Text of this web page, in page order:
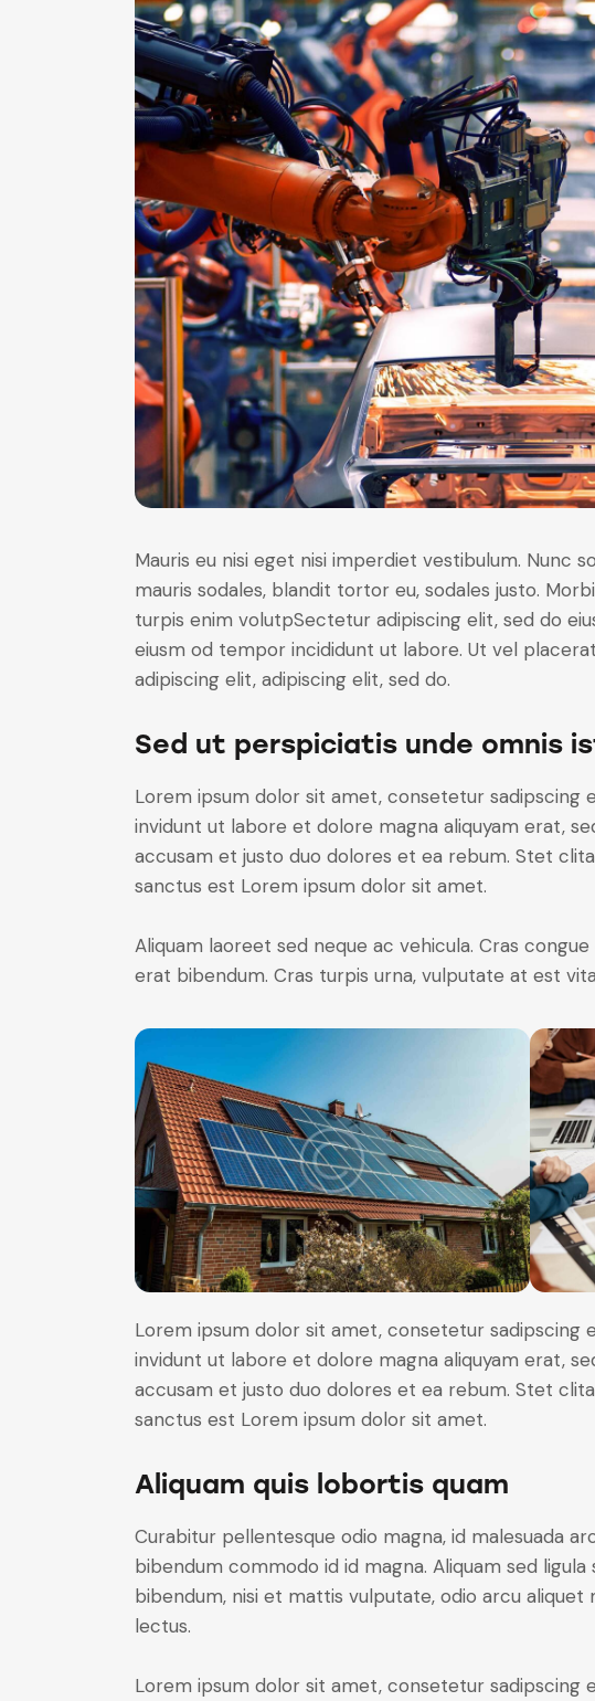
Mauris eu nisi eget nisi imperdiet vestibulum. Nunc
mauris sodales, blandit tortor eu, sodales justo.
turpis enim volutpSectetur adipiscing elit, sed do
eiusm od tempor incididunt ut labore. Ut vel
adipiscing elit, adipiscing elit, sed do.
Sed ut perspiciatis unde omnis
Lorem ipsum dolor sit amet, consetetur sadipscing
invidunt ut labore et dolore magna aliquyam erat,
accusam et justo duo dolores et ea rebum. Stet
sanctus est Lorem ipsum dolor sit amet.
Aliquam laoreet sed neque ac vehicula. Cras
erat bibendum. Cras turpis urna, vulputate at est
Lorem ipsum dolor sit amet, consetetur sadipscing
invidunt ut labore et dolore magna aliquyam erat,
accusam et justo duo dolores et ea rebum. Stet
sanctus est Lorem ipsum dolor sit amet.
Aliquam quis lobortis quam
Curabitur pellentesque odio magna, id malesuada
bibendum commodo id id magna. Aliquam sed
bibendum, nisi et mattis vulputate, odio arcu aliquet
lectus.
Lorem ipsum dolor sit amet, consetetur sadipscing